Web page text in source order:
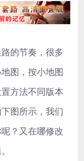
的节奏，很多
图，按小地图
方法不同版本
图所示，我们
？又在哪修改